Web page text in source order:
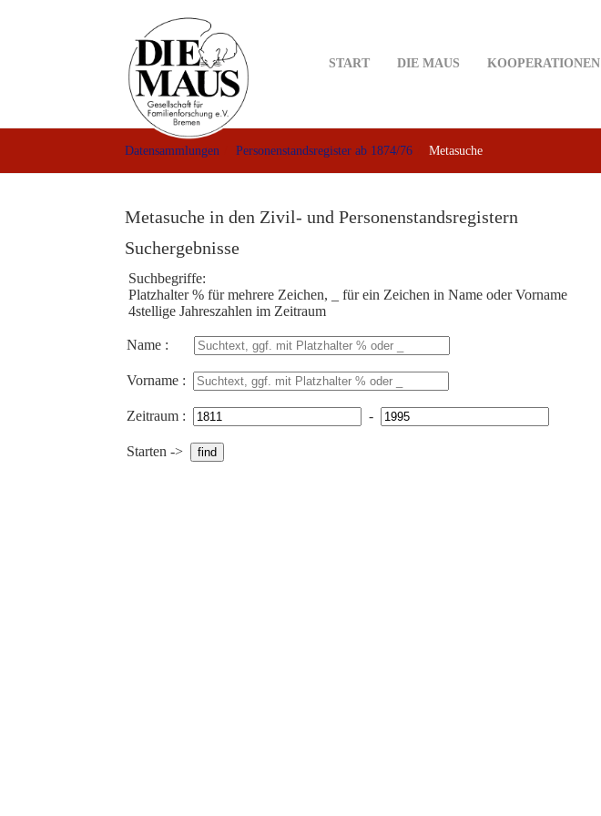
START DIE MAUS KOOPERATIONEN
Datensammlungen Personenstandsregister ab 1874/76 Metasuche
Metasuche in den Zivil- und Personenstandsregistern
Suchergebnisse